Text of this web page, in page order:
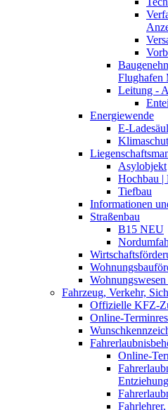
Flughafen
Leitung -
Energiewende
E-
Asylobjekt
Hochbau |
Tiefbau
Informationen
Straßenbau
B15 NEU
Fahrzeug, Verkehr,
Offizielle KFZ-
Online-
Online-